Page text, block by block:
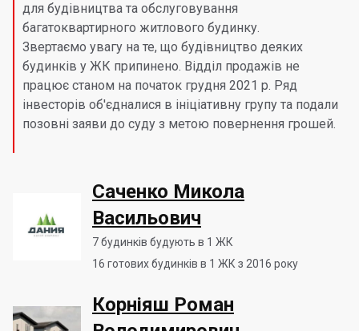
для будівництва та обслуговування
багатоквартирного житлового будинку.
Звертаємо увагу на те, що будівництво деяких
будинків у ЖК припинено. Відділ продажів не
працює станом на початок грудня 2021 р. Ряд
інвесторів об'єдналися в ініціативну групу та подали
позовні заяви до суду з метою повернення грошей.
Саченко Микола
Васильович
7будинків будують в 1 ЖК
16 готових будинків в 1 ЖК з 2016 року
Корніяш Роман